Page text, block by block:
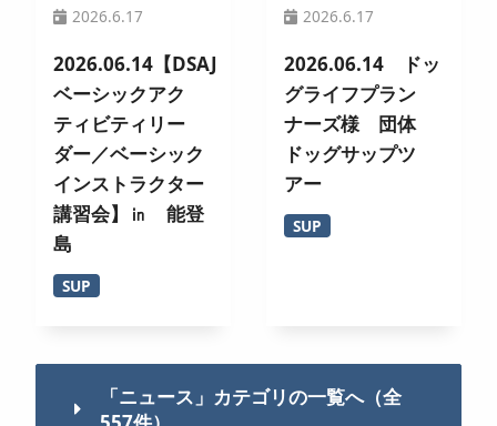
2026.6.17
2026.06.14【DSAJ
ベーシックアク
ティビティリー
ダー／ベーシック
インストラクター
講習会】㏌ 能登
島
SUP
2026.6.17
2026.06.14 ドッ
グライフプラン
ナーズ様 団体
ドッグサップツ
アー
SUP
「ニュース」カテゴリの一覧へ（全